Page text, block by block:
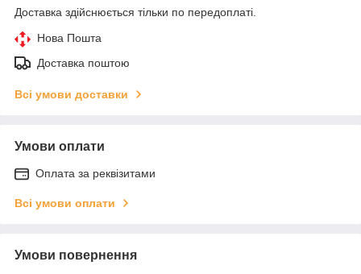
Доставка здійснюється тільки по передоплаті.
Нова Пошта
Доставка поштою
Всі умови доставки
Умови оплати
Оплата за реквізитами
Всі умови оплати
Умови повернення